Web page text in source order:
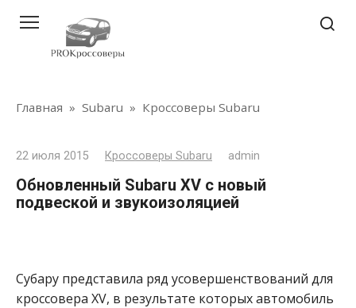
контенту
Главная » Subaru » Кроссоверы Subaru
22 июля 2015 Кроссоверы Subaru admin
Обновленный Subaru XV с новый
подвеской и звукоизоляцией
Субару представила ряд усовершенствований для
кроссовера XV, в результате которых автомобиль